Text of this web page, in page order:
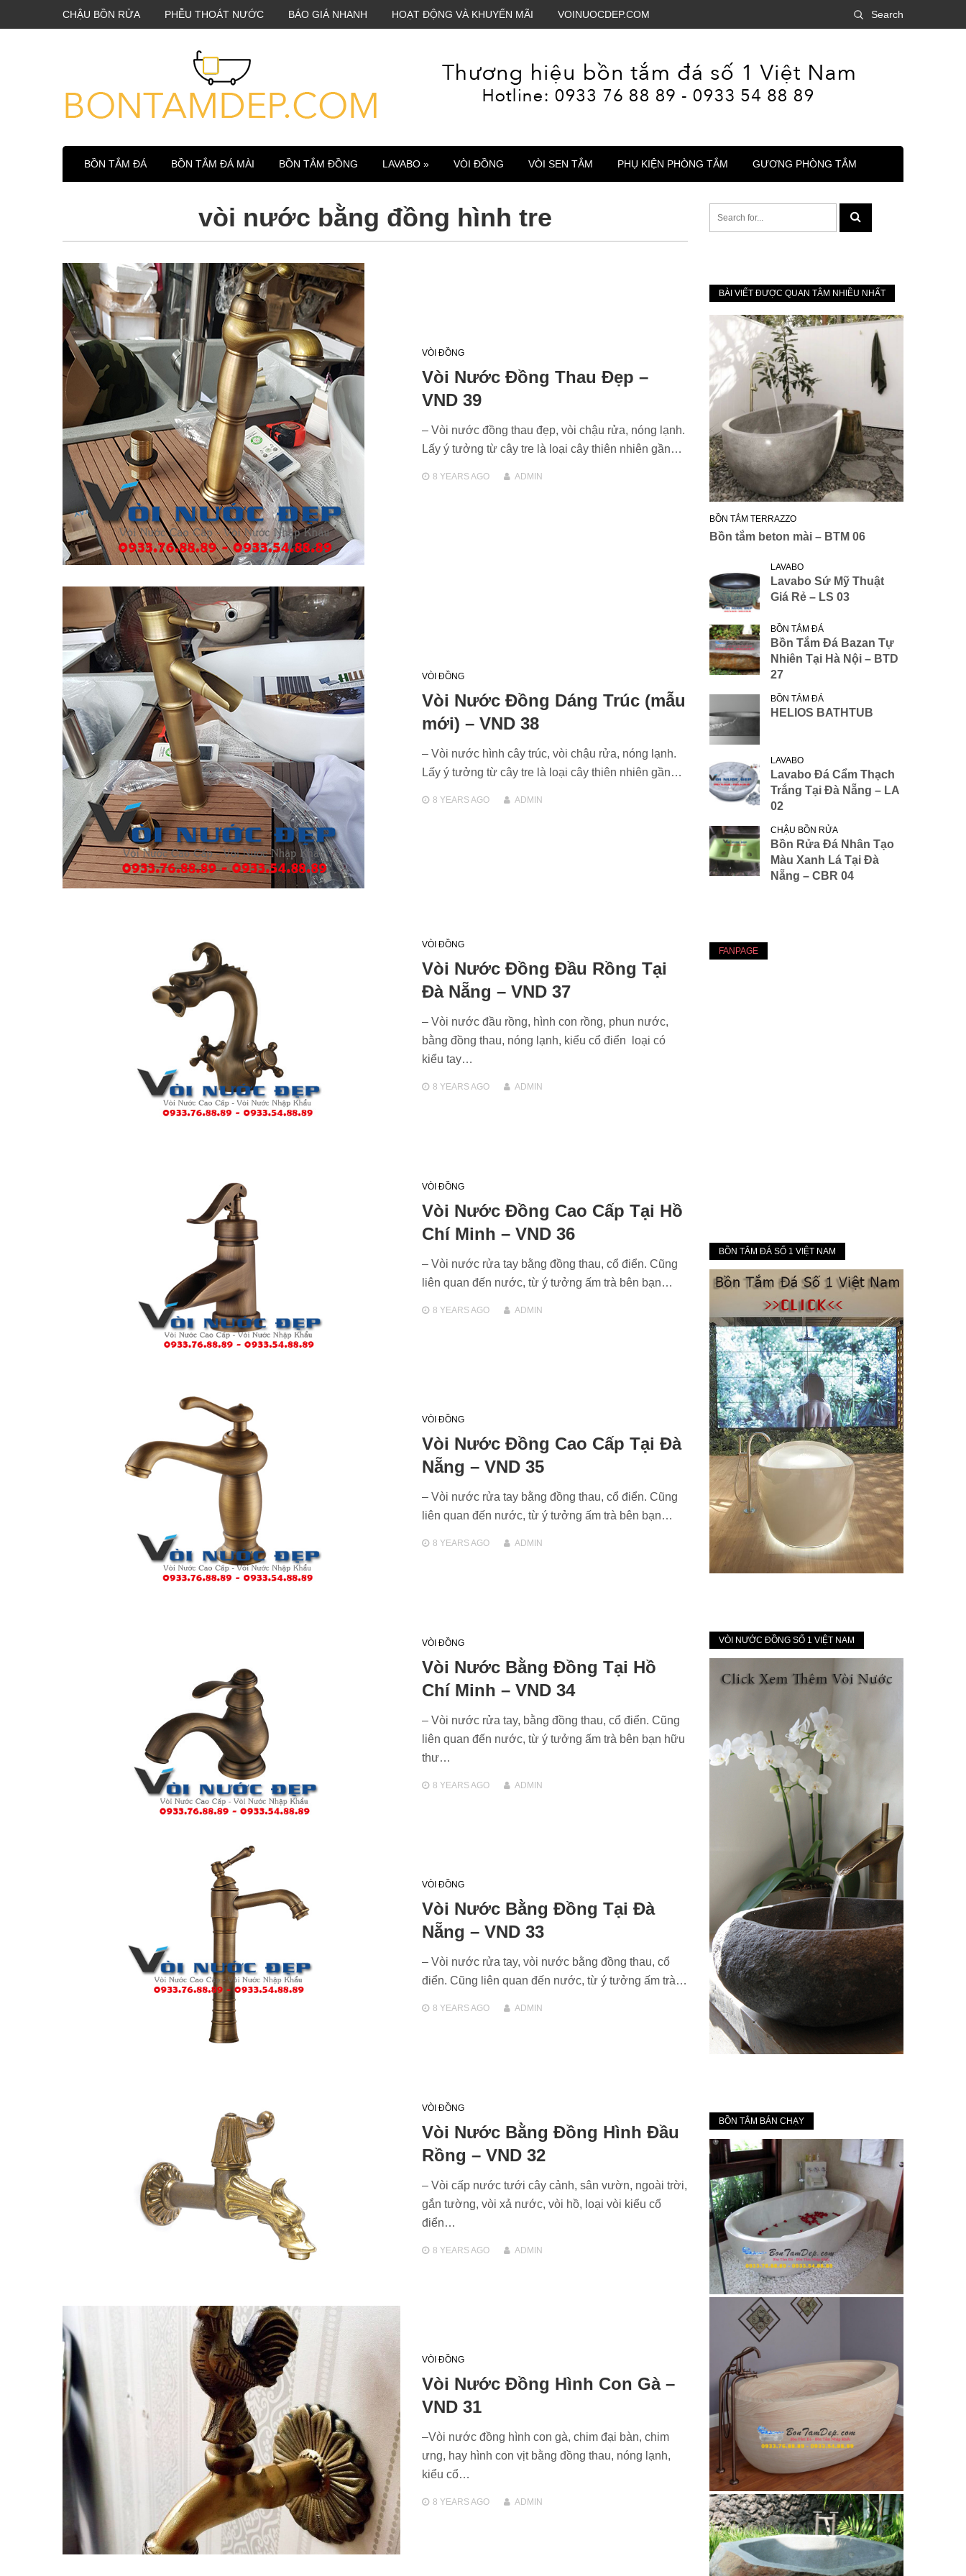
CHẬU BỒN RỬA PHỄU THOÁT NƯỚC BÁO GIÁ NHANH HOẠT ĐỘNG VÀ KHUYẾN MÃI VOINUOCDEP.COM Search
BỒN TẮM ĐÁ BỒN TẮM ĐÁ MÀI BỒN TẮM ĐỒNG LAVABO » VÒI ĐỒNG VÒI SEN TẮM PHỤ KIỆN PHÒNG TẮM GƯƠNG PHÒNG TẮM
vòi nước bằng đồng hình tre
VÒI ĐỒNG
Vòi Nước Đồng Thau Đẹp –
VND 39
– Vòi nước đồng thau đẹp, vòi chậu rửa, nóng lạnh.
Lấy ý tưởng từ cây tre là loại cây thiên nhiên gần…
8 YEARSAGO ADMIN
VÒI ĐỒNG
Vòi Nước Đồng Dáng Trúc (mẫu
mới) – VND 38
– Vòi nước hình cây trúc, vòi chậu rửa, nóng lạnh.
Lấy ý tưởng từ cây tre là loại cây thiên nhiên gần…
8 YEARSAGO ADMIN
VÒI ĐỒNG
Vòi Nước Đồng Đầu Rồng Tại
Đà Nẵng – VND 37
– Vòi nước đầu rồng, hình con rồng, phun nước,
bằng đồng thau, nóng lạnh, kiểu cổ điển loại có
kiểu tay…
8 YEARSAGO ADMIN
VÒI ĐỒNG
Vòi Nước Đồng Cao Cấp Tại Hồ
Chí Minh – VND 36
– Vòi nước rửa tay bằng đồng thau, cổ điển. Cũng
liên quan đến nước, từ ý tưởng ấm trà bên bạn…
8 YEARSAGO ADMIN
VÒI ĐỒNG
Vòi Nước Đồng Cao Cấp Tại Đà
Nẵng – VND 35
– Vòi nước rửa tay bằng đồng thau, cổ điển. Cũng
liên quan đến nước, từ ý tưởng ấm trà bên bạn…
8 YEARSAGO ADMIN
VÒI ĐỒNG
Vòi Nước Bằng Đồng Tại Hồ
Chí Minh – VND 34
– Vòi nước rửa tay, bằng đồng thau, cổ điển. Cũng
liên quan đến nước, từ ý tưởng ấm trà bên bạn hữu
thư…
8 YEARSAGO ADMIN
VÒI ĐỒNG
Vòi Nước Bằng Đồng Tại Đà
Nẵng – VND 33
– Vòi nước rửa tay, vòi nước bằng đồng thau, cổ
điển. Cũng liên quan đến nước, từ ý tưởng ấm trà…
8 YEARSAGO ADMIN
VÒI ĐỒNG
Vòi Nước Bằng Đồng Hình Đầu
Rồng – VND 32
– Vòi cấp nước tưới cây cảnh, sân vườn, ngoài trời,
gắn tường, vòi xả nước, vòi hồ, loại vòi kiểu cổ
điển…
8 YEARSAGO ADMIN
VÒI ĐỒNG
Vòi Nước Đồng Hình Con Gà –
VND 31
–Vòi nước đồng hình con gà, chim đại bàn, chim
ưng, hay hình con vịt bằng đồng thau, nóng lạnh,
kiểu cổ…
8 YEARSAGO ADMIN
BÀI VIẾT ĐƯỢC QUAN TÂM NHIỀU NHẤT
BỒN TẮM TERRAZZO
Bồn tắm beton mài – BTM 06
LAVABO
Lavabo Sứ Mỹ Thuật
Giá Rẻ – LS 03
BỒN TẮM ĐÁ
Bồn Tắm Đá Bazan Tự
Nhiên Tại Hà Nội – BTD
27
BỒN TẮM ĐÁ
HELIOS BATHTUB
LAVABO
Lavabo Đá Cẩm Thạch
Trắng Tại Đà Nẵng – LA
02
CHẬU BỒN RỬA
Bồn Rửa Đá Nhân Tạo
Màu Xanh Lá Tại Đà
Nẵng – CBR 04
FANPAGE
BỒN TẮM ĐÁ SỐ 1 VIỆT NAM
VÒI NƯỚC ĐỒNG SỐ 1 VIỆT NAM
BỒN TẮM BÁN CHẠY